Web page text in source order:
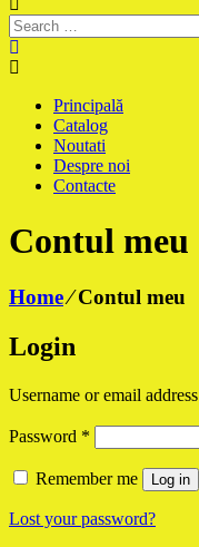
Principală
Catalog
Noutati
Despre noi
Contacte
Contul meu
Home⁄Contul meu
Login
Username or email address
Password *
Remember me Log in
Lost your password?